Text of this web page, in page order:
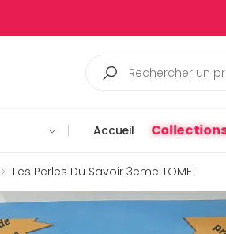
Accueil Collections
Les Perles Du Savoir 3eme TOME1